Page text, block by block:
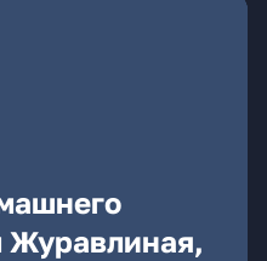
Журавлиная,